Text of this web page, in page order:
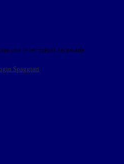
con le istruzioni necessarie.
Spaggiari